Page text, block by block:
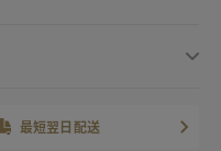
最短翌日配送